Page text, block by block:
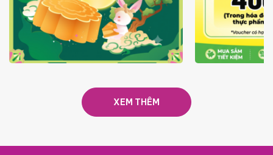
TRAO TẾT TRĂNG TRÒN GẮN
GIÁ LUÔN
XEM THÊM